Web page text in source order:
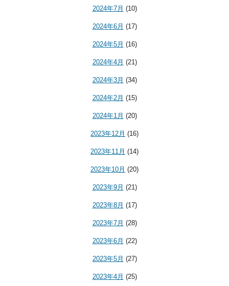
2024年7月 (10)
2024年6月 (17)
2024年5月 (16)
2024年4月 (21)
2024年3月 (34)
2024年2月 (15)
2024年1月 (20)
2023年12月 (16)
2023年11月 (14)
2023年10月 (20)
2023年9月 (21)
2023年8月 (17)
2023年7月 (28)
2023年6月 (22)
2023年5月 (27)
2023年4月 (25)